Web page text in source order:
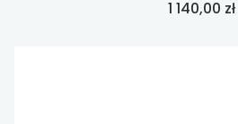
Cena
1 140,00 zł